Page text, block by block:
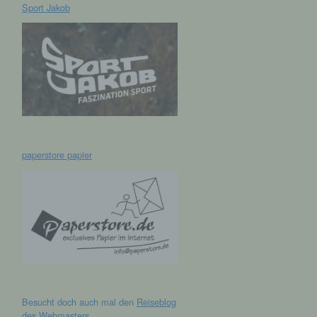
Sport Jakob
paperstore papier
Besucht doch auch mal den Reiseblog